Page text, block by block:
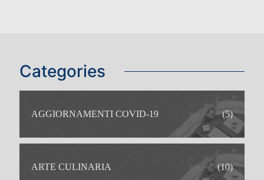
Categories
AGGIORNAMENTI COVID-19 (5)
ARTE CULINARIA (10)